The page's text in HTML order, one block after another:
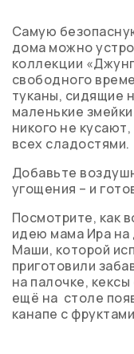
Самую
дома можно
коллекции
свободного
туканы, сидящие
маленькие
никого не
всех сладостями.
Добавьте
угощения – и
Посмотрите, как
идею мама Ира на
Маши, которой
приготовили
на палочке,
ещё на столе
канапе с